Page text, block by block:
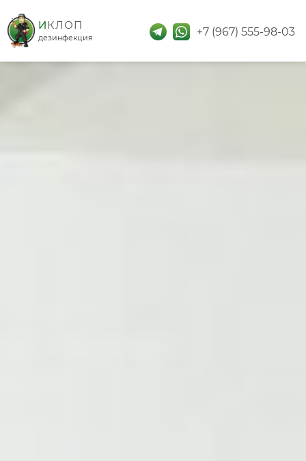
дезинфекция